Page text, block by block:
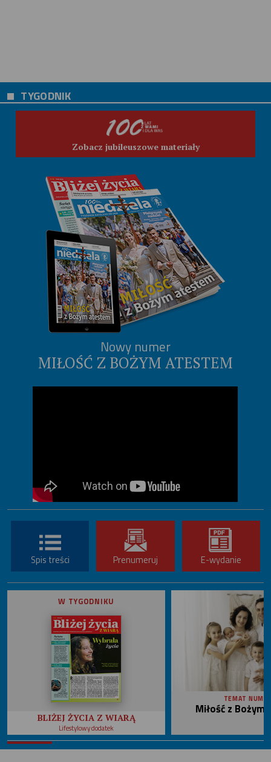
TYGODNIK
Zobacz jubileuszowe materiały
Nowy numer
MIŁOŚĆ Z BOŻYM ATESTEM
Spis treści Prenumeruj E-wydanie
W TYGODNIKU
BLIŻEJ ŻYCIA Z WIARĄ
Lifestylowy dodatek
TEMAT
Miłość z